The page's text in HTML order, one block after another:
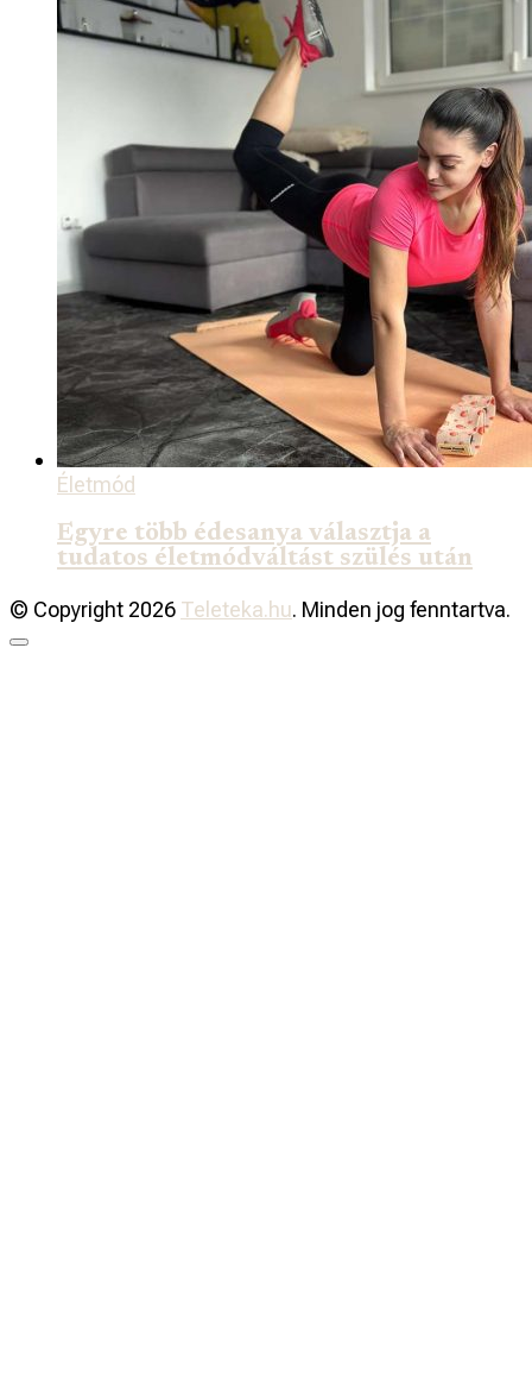
Életmód
Egyre több édesanya választja a
tudatos életmódváltást szülés után
© Copyright 2026 Teleteka.hu. Minden jog fenntartva.